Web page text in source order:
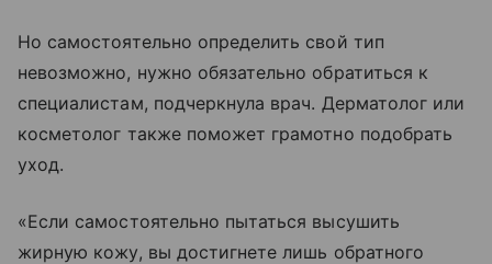
Но самостоятельно определить свой тип
невозможно, нужно обязательно обратиться к
специалистам, подчеркнула врач. Дерматолог или
косметолог также поможет грамотно подобрать
уход.
«Если самостоятельно пытаться высушить
жирную кожу, вы достигнете лишь обратного